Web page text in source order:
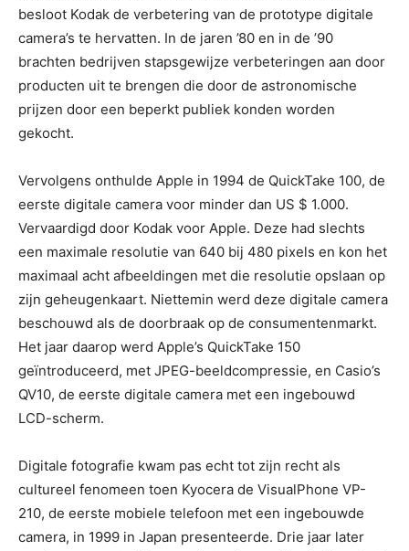
besloot Kodak de verbetering van de prototype digitale
camera’s te hervatten. In de jaren ’80 en in de ’90
brachten bedrijven stapsgewijze verbeteringen aan door
producten uit te brengen die door de astronomische
prijzen door een beperkt publiek konden worden
gekocht.
Vervolgens onthulde Apple in 1994 de QuickTake 100, de
eerste digitale camera voor minder dan US $ 1.000.
Vervaardigd door Kodak voor Apple. Deze had slechts
een maximale resolutie van 640 bij 480 pixels en kon het
maximaal acht afbeeldingen met die resolutie opslaan op
zijn geheugenkaart. Niettemin werd deze digitale camera
beschouwd als de doorbraak op de consumentenmarkt.
Het jaar daarop werd Apple’s QuickTake 150
geïntroduceerd, met JPEG-beeldcompressie, en Casio’s
QV10, de eerste digitale camera met een ingebouwd
LCD-scherm.
Digitale fotografie kwam pas echt tot zijn recht als
cultureel fenomeen toen Kyocera de VisualPhone VP-
210, de eerste mobiele telefoon met een ingebouwde
camera, in 1999 in Japan presenteerde. Drie jaar later